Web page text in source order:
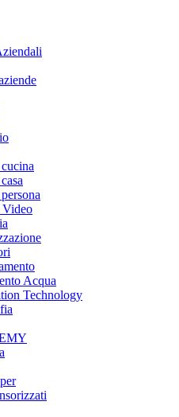
Acqua
Technology